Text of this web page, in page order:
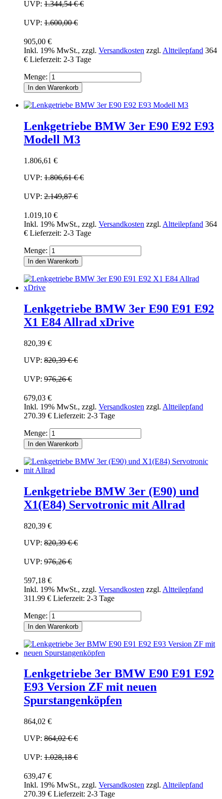
UVP: 1.344,54 €€
UVP: 1.600,00 €
905,00 €
Inkl. 19% MwSt., zzgl. Versandkosten zzgl. Altteilepfand 364
€ Lieferzeit: 2-3 Tage
Menge:
In den Warenkorb
Lenkgetriebe BMW 3er E90 E92 E93
Modell M3
1.806,61 €
UVP: 1.806,61 €€
UVP: 2.149,87 €
1.019,10 €
Inkl. 19% MwSt., zzgl. Versandkosten zzgl. Altteilepfand 364
€ Lieferzeit: 2-3 Tage
Menge:
In den Warenkorb
Lenkgetriebe BMW 3er E90 E91 E92
X1 E84 Allrad xDrive
820,39 €
UVP: 820,39 €€
UVP: 976,26 €
679,03 €
Inkl. 19% MwSt., zzgl. Versandkosten zzgl. Altteilepfand
270.39 € Lieferzeit: 2-3 Tage
Menge:
In den Warenkorb
Lenkgetriebe BMW 3er (E90) und
X1(E84) Servotronic mit Allrad
820,39 €
UVP: 820,39 €€
UVP: 976,26 €
597,18 €
Inkl. 19% MwSt., zzgl. Versandkosten zzgl. Altteilepfand
311.99 € Lieferzeit: 2-3 Tage
Menge:
In den Warenkorb
Lenkgetriebe 3er BMW E90 E91 E92
E93 Version ZF mit neuen
Spurstangenköpfen
864,02 €
UVP: 864,02 €€
UVP: 1.028,18 €
639,47 €
Inkl. 19% MwSt., zzgl. Versandkosten zzgl. Altteilepfand
270.39 € Lieferzeit: 2-3 Tage